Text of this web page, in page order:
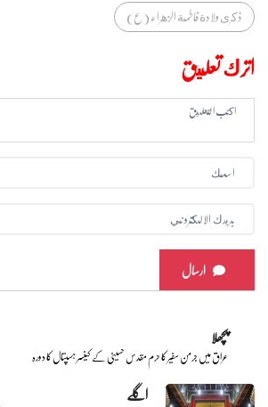
ذكرى ولادة فاطمة الزهراء (ع)
اترك تعليق
ارسال
پچھلا
عراق میں جرمن سفیر کا حرم مقدس حسینی کے کینسر ہسپتال کا دورہ
اگلے